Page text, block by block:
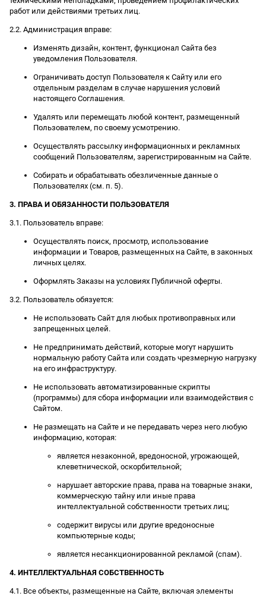
работ или действиями третьих лиц.
2.2. Администрация вправе:
Изменять дизайн, контент, функционал Сайта без
уведомления Пользователя.
Ограничивать доступ Пользователя к Сайту или его
отдельным разделам в случае нарушения условий
настоящего Соглашения.
Удалять или перемещать любой контент, размещенный
Пользователем, по своему усмотрению.
Осуществлять рассылку информационных и рекламных
сообщений Пользователям, зарегистрированным на Сайте.
Собирать и обрабатывать обезличенные данные о
Пользователях (см. п. 5).
3. ПРАВА И ОБЯЗАННОСТИ ПОЛЬЗОВАТЕЛЯ
3.1. Пользователь вправе:
Осуществлять поиск, просмотр, использование
информации и Товаров, размещенных на Сайте, в законных
личных целях.
Оформлять Заказы на условиях Публичной оферты.
3.2. Пользователь обязуется:
Не использовать Сайт для любых противоправных или
запрещенных целей.
Не предпринимать действий, которые могут нарушить
нормальную работу Сайта или создать чрезмерную нагрузку
на его инфраструктуру.
Не использовать автоматизированные скрипты
(программы) для сбора информации или взаимодействия с
Сайтом.
Не размещать на Сайте и не передавать через него любую
информацию, которая:
является незаконной, вредоносной, угрожающей,
клеветнической, оскорбительной;
нарушает авторские права, права на товарные знаки,
коммерческую тайну или иные права
интеллектуальной собственности третьих лиц;
содержит вирусы или другие вредоносные
компьютерные коды;
является несанкционированной рекламой (спам).
4. ИНТЕЛЛЕКТУАЛЬНАЯ СОБСТВЕННОСТЬ
4.1. Все объекты, размещенные на Сайте, включая элементы